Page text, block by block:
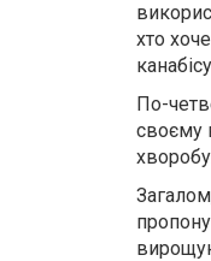
хто
По-
своєму